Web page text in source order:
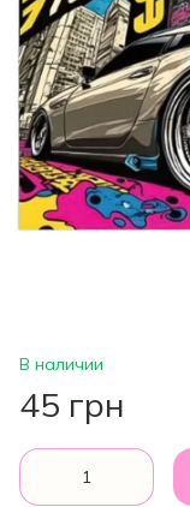
В наличии
45 грн